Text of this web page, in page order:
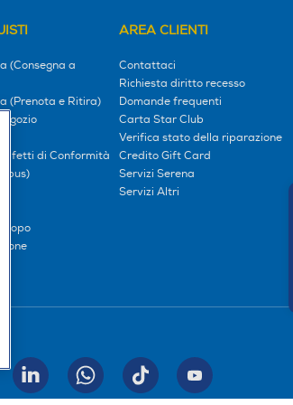
(Consegna a
(Prenota e Ritira)
Difetti di Conformità
dopo
AREA CLIENTI
Contattaci
Richiesta diritto recesso
Domande frequenti
Carta Star Club
Verifica stato della riparazione
Credito Gift Card
Servizi Serena
Servizi Altri